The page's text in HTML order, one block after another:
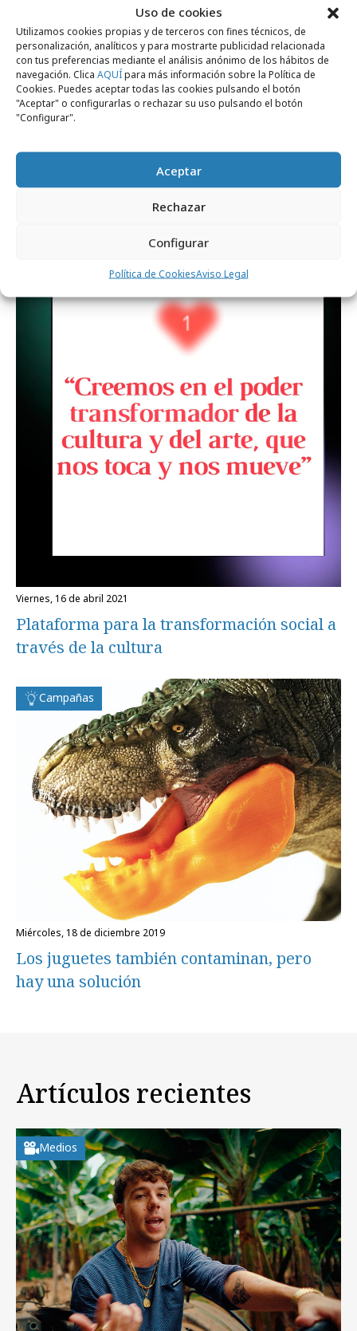
Uso de cookies
Utilizamos cookies propias y de terceros con fines técnicos, de
personalización, analíticos y para mostrarte publicidad relacionada
con tus preferencias mediante el análisis anónimo de los hábitos de
navegación. Clica AQUÍpara más información sobre la Política de
Cookies. Puedes aceptar todas las cookies pulsando el botón
"Aceptar" o configurarlas o rechazar su uso pulsando el botón
"Configurar".
Aceptar
Rechazar
Configurar
Política de CookiesAviso Legal
El proyecto “Arte Hecho por IA” no es lo
viernes, 16 de abril 2021
Plataforma para la transformación social a
través de la cultura
Campañas
miércoles, 18 de diciembre 2019
Los juguetes también contaminan, pero
hay una solución
Artículos recientes
Medios